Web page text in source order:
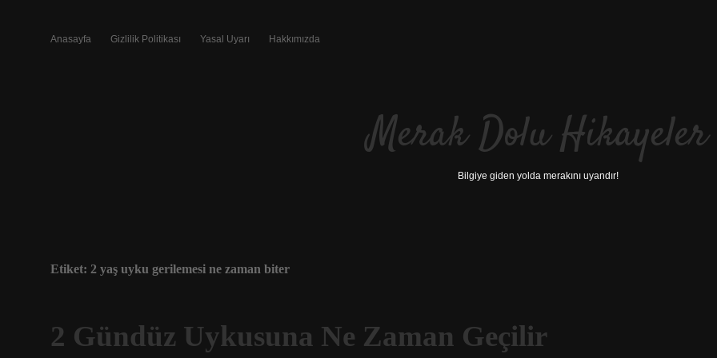
Anasayfa Gizlilik Politikası Yasal Uyarı Hakkımızda
Merak Dolu Hikayeler
Bilgiye giden yolda merakını uyandır!
Etiket: 2 yaş uyku gerilemesi ne zaman biter
2 Gündüz Uykusuna Ne Zaman Geçilir